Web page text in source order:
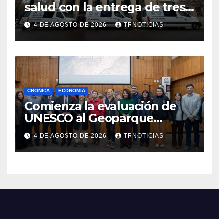
salud con la entrega de tres
nuevas ambulancias para
Cauquenes y Sagrada Familia
4 DE AGOSTO DE 2026 TRNOTICIAS
CRÓNICA ECONOMÍA
Comienza la evaluación de
UNESCO al Geoparque
Aspirante Pillanmapu en el
Maule
4 DE AGOSTO DE 2026 TRNOTICIAS